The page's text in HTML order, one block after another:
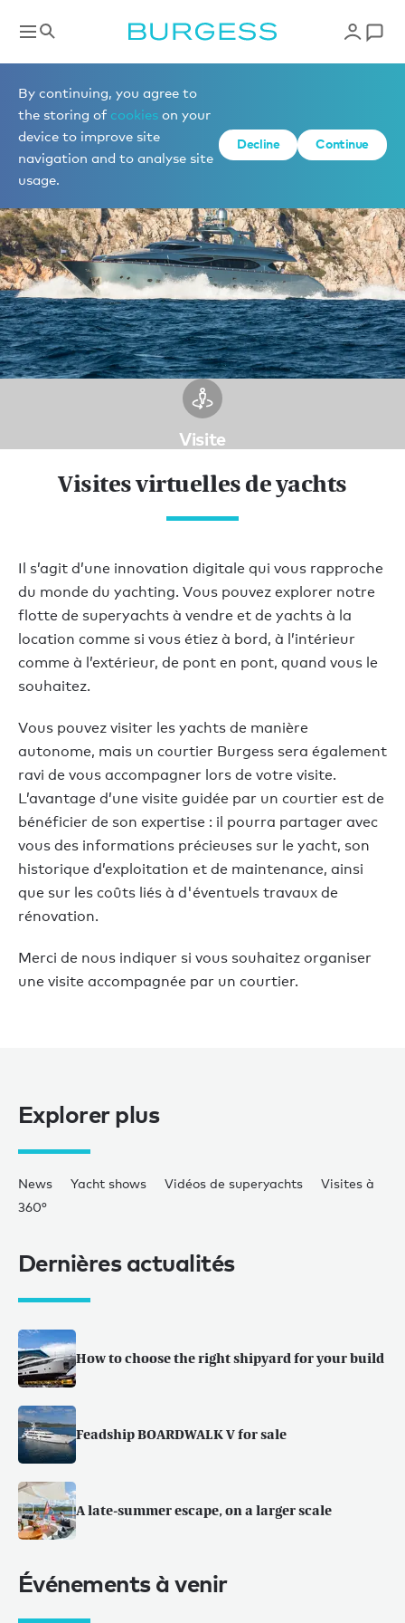
By continuing, you agree to
the storing of cookies on your
device to improve site
navigation and to analyse site
usage.
Decline Continue
Visite virtuelle 360°
Visite
Visites virtuelles de yachts
Il s’agit d’une innovation digitale qui vous rapproche
du monde du yachting. Vous pouvez explorer notre
flotte de superyachts à vendre et de yachts à la
location comme si vous étiez à bord, à l’intérieur
comme à l’extérieur, de pont en pont, quand vous le
souhaitez.
Vous pouvez visiter les yachts de manière
autonome, mais un courtier Burgess sera également
ravi de vous accompagner lors de votre visite.
L’avantage d’une visite guidée par un courtier est de
bénéficier de son expertise : il pourra partager avec
vous des informations précieuses sur le yacht, son
historique d’exploitation et de maintenance, ainsi
que sur les coûts liés à d'éventuels travaux de
rénovation.
Merci de nous indiquer si vous souhaitez organiser
une visite accompagnée par un courtier.
Explorer plus
News Yacht shows Vidéos de superyachts
Visites à
360°
Dernières actualités
How to choose the right shipyard for your build
Feadship BOARDWALK V for sale
A late-summer escape, on a larger scale
Événements à venir